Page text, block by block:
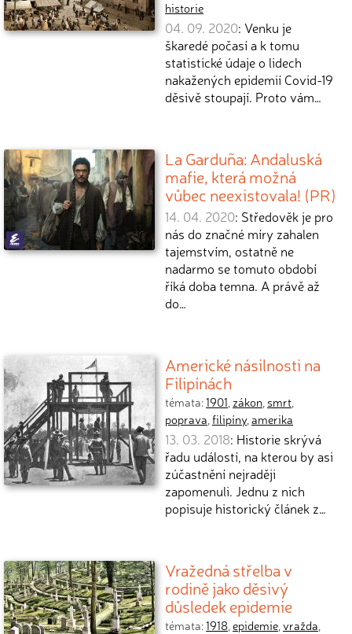
historie
04. 09. 2020: Venku je
škaredé počasí a k tomu
statistické údaje o lidech
nakažených epidemií Covid-19
děsivě stoupají. Proto vám…
La Garduña: Andaluská
mafie, která možná
vůbec neexistovala! (PR)
14. 04. 2020: Středověk je pro
nás do značné míry zahalen
tajemstvím, ostatně ne
nadarmo se tomuto období
říká doba temna. A právě až
do…
Americké násilnosti na
Filipínách
témata:1901, zákon, smrt,
poprava,filipíny,amerika
13. 03. 2018: Historie skrývá
řadu událostí, na kterou by asi
zúčastnění nejraději
zapomenuli. Jednu z nich
popisuje historický článek z…
Vražedná střelba v
rodině jako děsivý
důsledek epidemie
témata:1918,epidemie,vražda,